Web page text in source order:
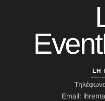
LH
Διεύθυνση:
Email: